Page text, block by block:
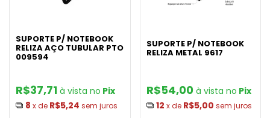
SUPORTE P/ NOTEBOOK
RELIZA AÇO TUBULAR PTO
009594
R$37,71
Pix
8 x de R$5,24 sem juros
SUPORTE P/ NOTEBOOK
RELIZA METAL 9617
R$54,00
Pix
12 x de R$5,00 sem juros